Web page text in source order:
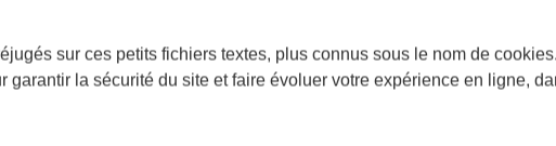
sur ces petits fichiers textes, plus connus sous le nom de cookies
garantir la sécurité du site et faire évoluer votre expérience en ligne,